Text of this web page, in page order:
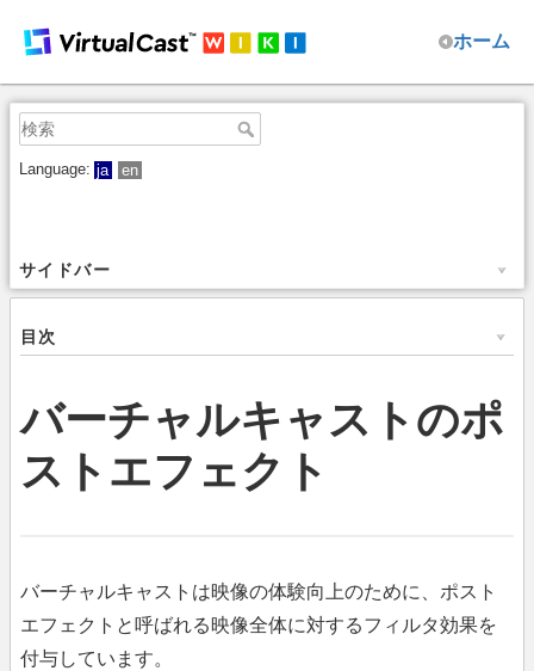
ホーム
Language: ja en
サイドバー
目次
バーチャルキャストのポ
ストエフェクト
バーチャルキャストは映像の体験向上のために、ポスト
エフェクトと呼ばれる映像全体に対するフィルタ効果を
付与しています。